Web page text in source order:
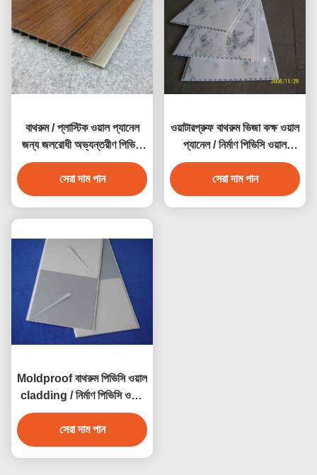
বাথরুম / প্লাস্টিক ওয়াল প্যানেল
জন্য জলরোধী অভ্যন্তরীণ পিভিসি
ওয়াল cladding
সেরা দাম পান
ওয়াটারপ্রুফ বাথরুম ভিজা কক্ষ ওয়াল
প্যানেল / নির্মাণ পিভিসি ওয়াল
প্যানেল
সেরা দাম পান
Moldproof বাথরুম পিভিসি ওয়াল
cladding / নির্মাণ পিভিসি ওয়াল
প্যানেল
সেরা দাম পান